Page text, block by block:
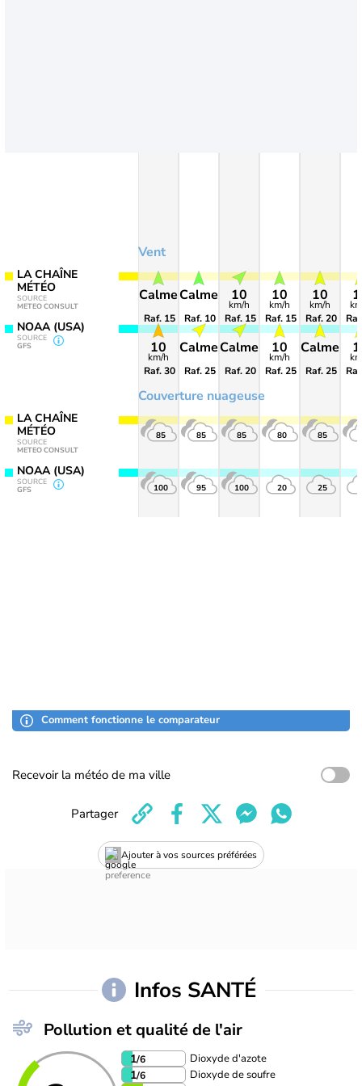
LA CHAÎNE
MÉTÉO
SOURCE
METEO CONSULT
NOAA (USA)
SOURCE
GFS
LA CHAÎNE
MÉTÉO
SOURCE
METEO CONSULT
NOAA (USA)
SOURCE
GFS
Vent
Couverture nuageuse
Calme
Raf. 15
10
km/h
Raf. 30
85
100
Calme
Raf. 10
Calme
Raf. 25
85
95
10
km/h
Raf. 15
Calme
Raf. 20
85
100
10
km/h
Raf. 15
10
km/h
Raf. 25
80
20
10
km/h
Raf. 20
Calme
Raf. 25
85
25
Comment fonctionne le comparateur
Recevoir la météo de ma ville
Ajouter à vos sources préférées
Partager
Infos SANTÉ
Pollution et qualité de l'air
1/6 Dioxyde d'azote
1/6 Dioxyde de soufre